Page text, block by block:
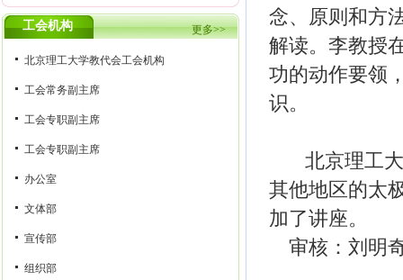
更多>>
工会机构
北京理工大学教代会工会机构
工会常务副主席
工会专职副主席
工会专职副主席
办公室
文体部
宣传部
组织部
念、原则和方
解读。李教授
功的动作要领
识。
北京理工大
其他地区的太
加了讲座。
审核：刘明